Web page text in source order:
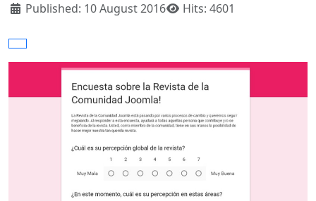
Published: 10 August 2016
Hits: 4601